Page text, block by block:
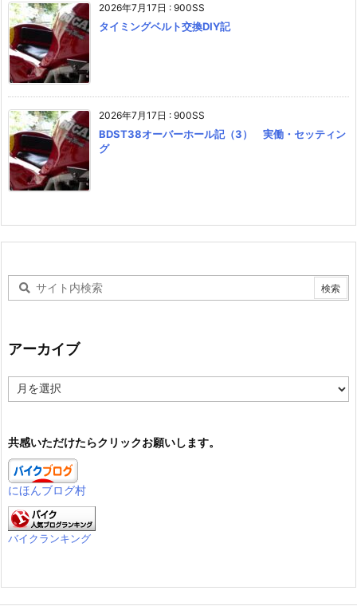
2026年7月17日 : 900SS
タイミングベルト交換DIY記
2026年7月17日 : 900SS
BDST38オーバーホール記（3） 実働・セッティン
グ
アーカイブ
ー
ブ
共感いただけたらクリックお願いします。
にほんブログ村
バイクランキング